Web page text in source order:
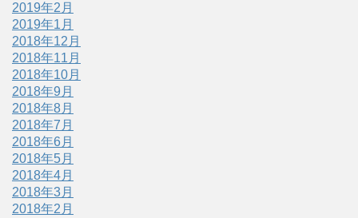
2019年2月
2019年1月
2018年12月
2018年11月
2018年10月
2018年9月
2018年8月
2018年7月
2018年6月
2018年5月
2018年4月
2018年3月
2018年2月